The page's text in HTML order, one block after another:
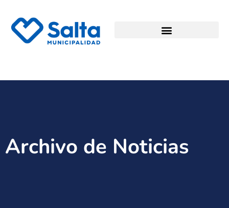
Archivo de Noticias